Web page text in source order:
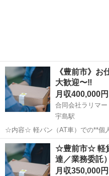
《豊前市》お
大歓迎〜‼️
月収400,000円
合同会社ラリマー
宇島駅
☆内容☆ 軽バン（AT車）での**個人宅向け配達（個建て配送）**のお
仕事です。 配送する荷物はネット
も始めやすい内容となっています。 配送エリア ☆豊前☆ 複数エリ
あり ※お住まい...
福岡 豊前市 宇島駅 ド
☆豊前市☆ 軽
達／業務委託）
月収350,000円